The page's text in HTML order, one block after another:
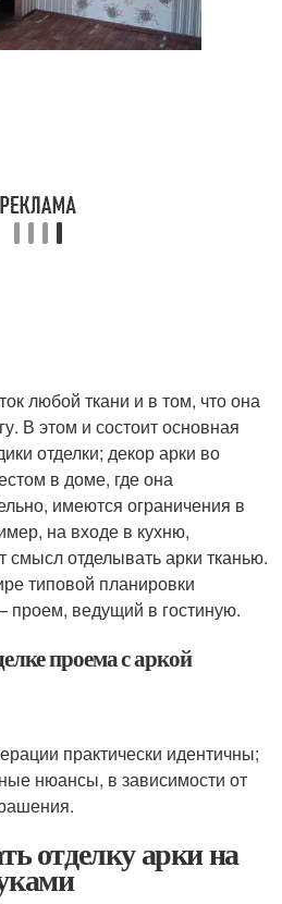
любой ткани и в том, что она
В этом и состоит основная
отделки; декор арки во
в доме, где она
имеются ограничения в
на входе в кухню,
отделывать арки тканью.
типовой планировки
проем, ведущий в гостиную.
проема с аркой
практически идентичны;
нюансы, в зависимости от
отделку арки на